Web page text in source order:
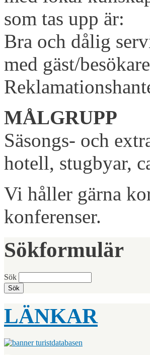
som tas upp är:
Bra och dålig
med gäst/
MÅLGRUPP
Säsongs- och
hotell, stugbyar,
Vi håller gärna
konferenser.
Sökformulär
Sök
LÄNKAR